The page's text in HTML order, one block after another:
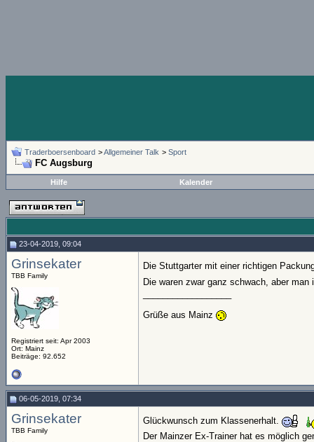
Traderboersenboard >Allgemeiner Talk > Sport
FC Augsburg
Hilfe Kalender
23-04-2019, 09:04
Grinsekater
TBB Family
Registriert seit: Apr 2003
Ort: Mainz
Beiträge: 92.652
Die Stuttgarter mit einer richtigen
Die waren zwar ganz schwach, aber
Grüße aus Mainz
06-05-2019, 07:34
Grinsekater
TBB Family
Glückwunsch zum Klassenerhalt.
Der Mainzer Ex-Trainer hat es möglich